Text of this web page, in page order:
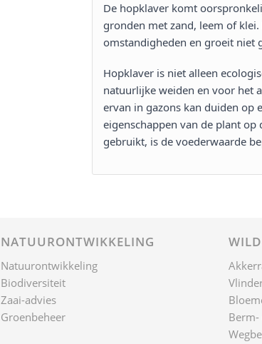
De hopklaver komt
gronden met zand, leem of
omstandigheden en groeit niet
Hopklaver is niet alleen
natuurlijke weiden en voor het
ervan in gazons kan duiden op
eigenschappen van de plant
gebruikt, is de voederwaarde
NATUURONTWIKKELING
Natuurontwikkeling
Biodiversiteit
Zaai-advies
Groenbeheer